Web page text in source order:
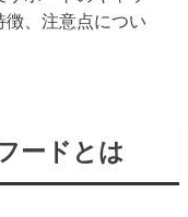
徴、注意点につい
ードとは